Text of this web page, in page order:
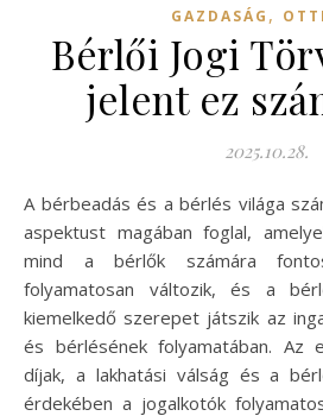
GAZDASÁG ,
Bérlői Jogi
jelent ez
2025.10.28.
A bérbeadás és a bérlés világa számos jogi és gazdasági
aspektust magában foglal,
mind a bérlők számára
folyamatosan változik, és a
kiemelkedő szerepet játszik az
és bérlésének folyamatában. Az
díjak, a lakhatási válság és a
érdekében a jogalkotók